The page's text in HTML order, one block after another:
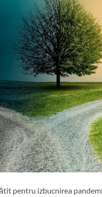
pentru izbucnirea